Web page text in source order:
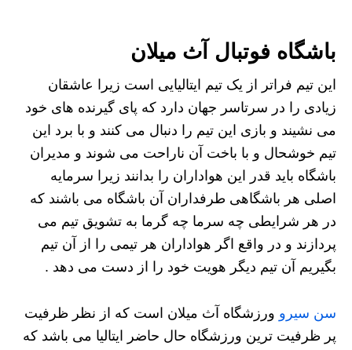
باشگاه فوتبال آث میلان
این تیم فراتر از یک تیم ایتالیایی است زیرا عاشقان
زیادی را در سرتاسر جهان دارد که پای گیرنده های خود
می نشیند و بازی این تیم را دنبال می کنند و با برد این
تیم خوشحال و با باخت آن ناراحت می شوند و مدیران
باشگاه باید قدر این هواداران را بدانند زیرا سرمایه
اصلی هر باشگاهی طرفداران آن باشگاه می باشند که
در هر شرایطی چه سرما چه گرما به تشویق تیم می
پردازند و در واقع اگر هواداران هر تیمی را از آن تیم
بگیریم آن تیم دیگر هویت خود را از دست می دهد .
سن سیرو ورزشگاه آث میلان است که از نظر ظرفیت
پر ظرفیت ترین ورزشگاه حال حاضر ایتالیا می باشد که